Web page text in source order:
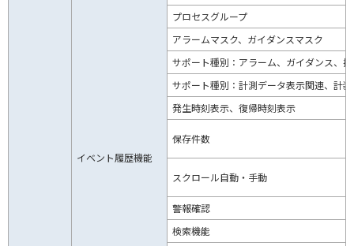
イベント履歴機能
プロセスグループ
アラームマスク、ガイダンスマスク
サポート種別：アラーム、ガイダンス、
サポート種別：計測データ表示関連、計
発生時刻表示、復帰時刻表示
保存件数
スクロール自動・手動
警報確認
検索機能